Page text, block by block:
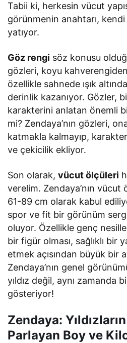
Tabii ki, herkesin vücut
görünmenin anahtarı,
yatıyor.
Göz rengi söz konusu
gözleri, koyu
özellikle sahnede ışık
derinlik kazanıyor. Gözler,
karakterini anlatan önemli
mi? Zendaya’nın gözleri,
katmakla kalmayıp,
ve çekicilik ekliyor.
Son olarak,vücut ölçüleri
verelim. Zendaya’nın
61-89 cm olarak kabul
spor ve fit bir görünüm
oluyor. Özellikle genç
bir figür olması, sağlıklı bir
etmek açısından büyük bir
Zendaya’nın genel
yıldız değil, aynı zamanda
gösteriyor!
Zendaya:
Parlayan Boy ve